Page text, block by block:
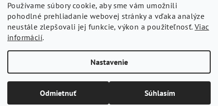
Používame súbory cookie, aby sme vám umožnili
pohodlné prehliadanie webovej stránky a vďaka analýze
neustále zlepšovali jej funkcie, výkon a použiteľnosť. Viac
informácií.
Nastavenie
Odmietnuť Súhlasím
Nákupný košík
Upraviť nastavenie cookies
Vytvoril Shoptet